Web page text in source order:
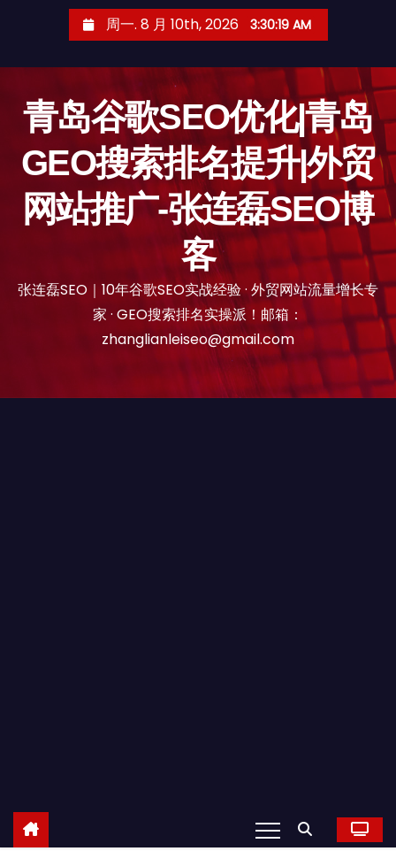
周一. 8 月 10th, 2026 3:30:20 AM
青岛谷歌SEO优化|青岛
GEO搜索排名提升|外贸
网站推广-张连磊SEO博
客
张连磊SEO｜10年谷歌SEO实战经验 · 外贸网站流量增长专
家 · GEO搜索排名实操派！邮箱：
zhanglianleiseo@gmail.com